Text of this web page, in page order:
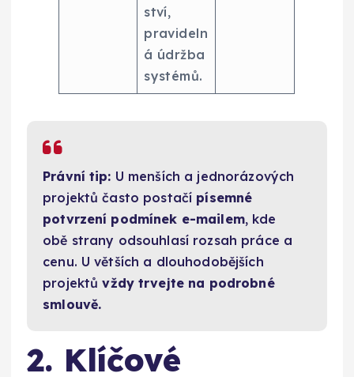
ství,
pravideln
á údržba
systémů.
Právní tip: U menších a jednorázových
projektů často postačí písemné
potvrzení podmínek e-mailem, kde
obě strany odsouhlasí rozsah práce a
cenu. U větších a dlouhodobějších
projektůvždy trvejte na podrobné
smlouvě.
2. Klíčové